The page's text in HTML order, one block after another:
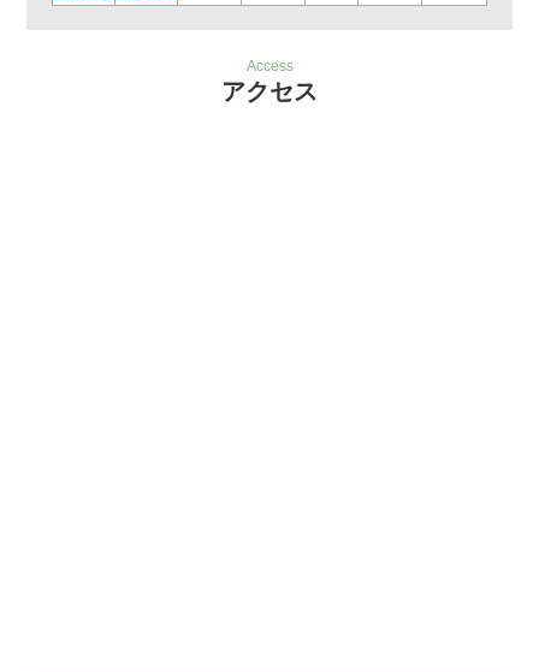
Access
アクセス